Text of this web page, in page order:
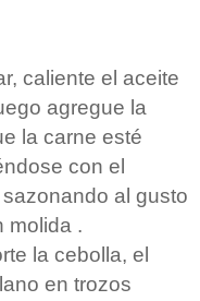
caliente el aceite
agregue la
la carne esté
con el
al gusto
molida .
la cebolla, el
en trozos